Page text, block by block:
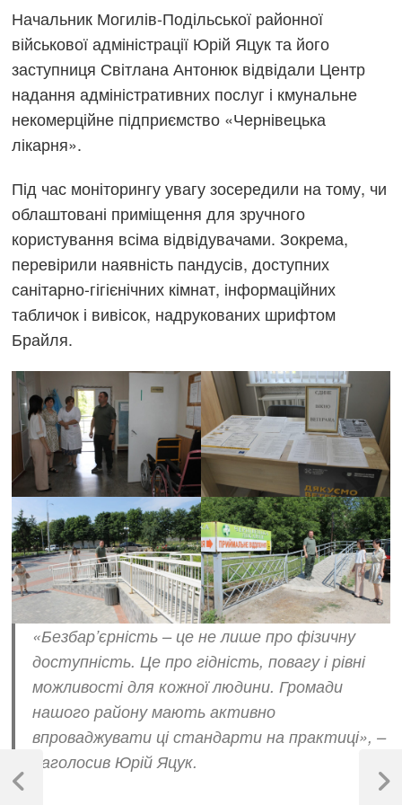
Начальник Могилів-Подільської районної
військової адміністрації Юрій Яцук та його
заступниця Світлана Антонюк відвідали Центр
надання адміністративних послуг і кмунальне
некомерційне підприємство «Чернівецька
лікарня».
Під час моніторингу увагу зосередили на тому, чи
облаштовані приміщення для зручного
користування всіма відвідувачами. Зокрема,
перевірили наявність пандусів, доступних
санітарно-гігієнічних кімнат, інформаційних
табличок і вивісок, надрукованих шрифтом
Брайля.
«Безбар’єрність – це не лише про фізичну
доступність. Це про гідність, повагу і рівні
можливості для кожної людини. Громади
нашого району мають активно
впроваджувати ці стандарти на практиці», –
наголосив Юрій Яцук.
Навігація
записів
Previous
Next